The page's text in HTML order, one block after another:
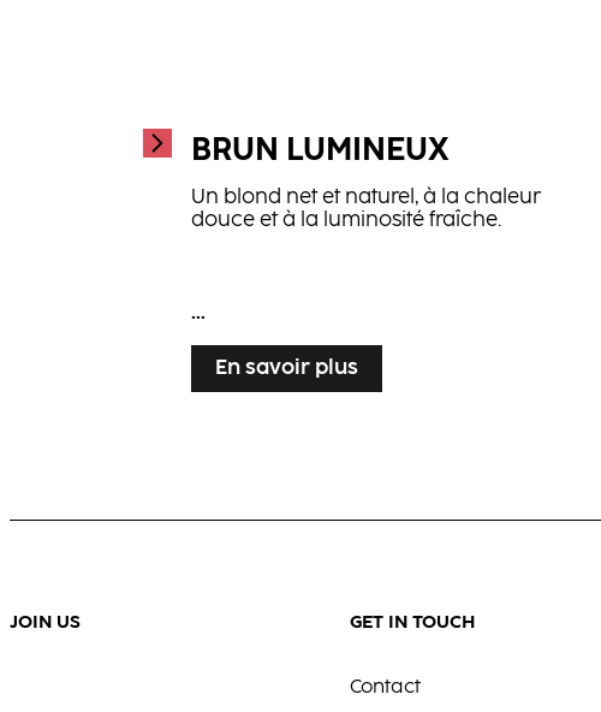
BRUN LUMINEUX
Un blond net et naturel, à la chaleur
douce et à la luminosité fraîche.
...
En savoir plus
JOIN US GET IN TOUCH
Contact